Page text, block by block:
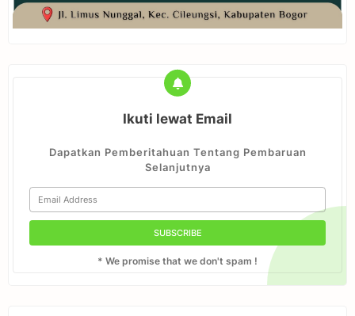
Ikuti lewat Email
Dapatkan Pemberitahuan Tentang Pembaruan
Selanjutnya
* We promise that we don't spam !